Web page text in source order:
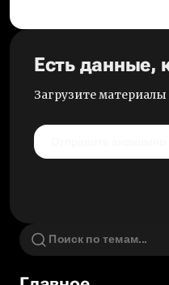
Есть данные,
Загрузите